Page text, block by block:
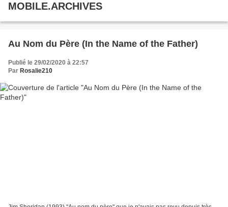
MOBILE.ARCHIVES
Au Nom du Père (In the Name of the Father)
Publié le 29/02/2020 à 22:57
Par Rosalie210